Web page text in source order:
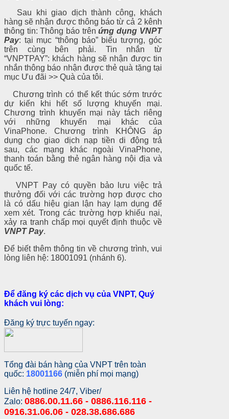
Sau khi giao dịch thành công, khách
hàng sẽ nhận được thông báo từ cả 2 kênh
thông tin: Thông báo trênứng dụng VNPT
Pay: tại mục “thông báo” biểu tượng, góc
trên cùng bên phải. Tin nhắn từ
“VNPTPAY”: khách hàng sẽ nhận được tin
nhắn thông báo nhận được thẻ quà tặng tại
mục Ưu đãi >> Quà của tôi.
Chương trình có thể kết thúc sớm trước
dự kiến khi hết số lượng khuyến mại.
Chương trình khuyến mại này tách riêng
với những khuyến mại khác của
VinaPhone. Chương trình KHÔNG áp
dụng cho giao dịch nạp tiền di động trả
sau, các mạng khác ngoài VinaPhone,
thanh toán bằng thẻ ngân hàng nội địa và
quốc tế.
VNPT Pay có quyền bảo lưu việc trả
thưởng đối với các trường hợp được cho
là có dấu hiệu gian lận hay lạm dụng để
xem xét. Trong các trường hợp khiếu nại,
xảy ra tranh chấp mọi quyết định thuộc về
VNPT Pay.
Để biết thêm thông tin về chương trình, vui
lòng liên hệ: 18001091 (nhánh 6).
Để đăng ký các dịch vụ của VNPT, Quý
khách vui lòng:
Đăng ký trực tuyến ngay:
Tổng đài bán hàng của VNPT trên toàn
quốc: 18001166 (miễn phí mọi mạng)
Liên hệ hotline 24/7, Viber/
Zalo: 0886.00.11.66 - 0886.116.116 -
0916.31.06.06 - 028.38.686.686